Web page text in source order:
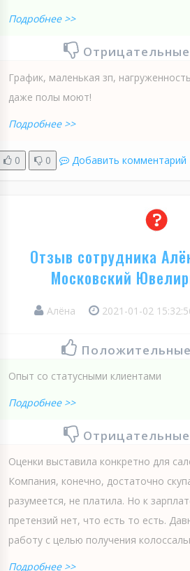
Подробнее >>
График, маленькая зп,
даже полы моют!
Подробнее >>
0 0 Добавить комментарий
Отзыв сотрудника
Московский
Алёна 2021-01-02
Опыт со статусными клиентами
Подробнее >>
Оценки выставила конкретно для
Компания, конечно, достаточно
разумеется, не платила. Но к
претензий нет, что есть то есть.
работу с целью получения
Подробнее >>